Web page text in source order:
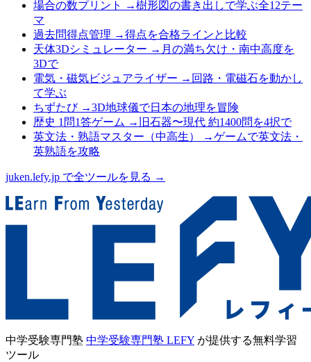
場合の数プリント
→樹形図の書き出しで学ぶ全12テー
マ
過去問得点管理 →得点を合格ラインと比較
天体3Dシミュレーター → 月の満ち欠け・南中高度を
3Dで
電気・磁気ビジュアライザー → 回路・電磁石を動かし
て学ぶ
ちずたび→3D地球儀で日本の地理を冒険
歴史 1問1答ゲーム → 旧石器〜現代 約1400問を4択で
英文法・熟語マスター（中高生）
→ゲームで英文法・
英熟語を攻略
juken.lefy.jp で全ツールを見る →
中学受験専門塾 中学受験専門塾 LEFY が提供する無料学習
ツール